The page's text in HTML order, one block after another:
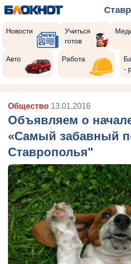
Новости
Учиться
готов
Авто Работа
-
Общество 13.01.2016
Объявляем о
«Самый забавный
Ставрополья"